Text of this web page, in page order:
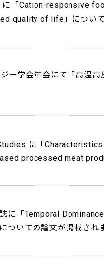
「Cation-responsive
quality of life」について
ー学会年会にて「高温
に「
processed meat
に「Temporal
ついての論文が掲載され